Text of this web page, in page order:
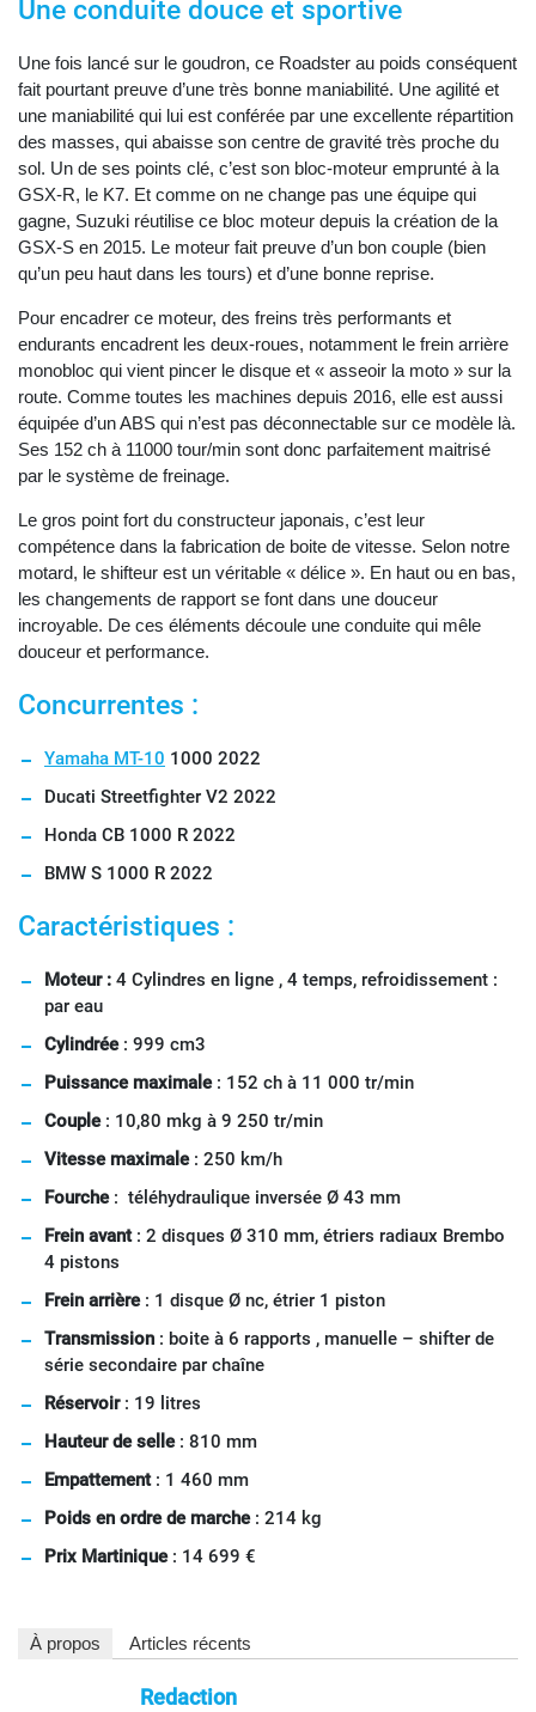
Une conduite douce et sportive
Une fois lancé sur le goudron, ce Roadster au poids conséquent
fait pourtant preuve d’une très bonne maniabilité. Une agilité et
une maniabilité qui lui est conférée par une excellente répartition
des masses, qui abaisse son centre de gravité très proche du
sol. Un de ses points clé, c’est son bloc-moteur emprunté à la
GSX-R, le K7. Et comme on ne change pas une équipe qui
gagne, Suzuki réutilise ce bloc moteur depuis la création de la
GSX-S en 2015. Le moteur fait preuve d’un bon couple (bien
qu’un peu haut dans les tours) et d’une bonne reprise.
Pour encadrer ce moteur, des freins très performants et
endurants encadrent les deux-roues, notamment le frein arrière
monobloc qui vient pincer le disque et « asseoir la moto » sur la
route. Comme toutes les machines depuis 2016, elle est aussi
équipée d’un ABS qui n’est pas déconnectable sur ce modèle là.
Ses 152 ch à 11000 tour/min sont donc parfaitement maitrisé
par le système de freinage.
Le gros point fort du constructeur japonais, c’est leur
compétence dans la fabrication de boite de vitesse. Selon notre
motard, le shifteur est un véritable « délice ». En haut ou en bas,
les changements de rapport se font dans une douceur
incroyable. De ces éléments découle une conduite qui mêle
douceur et performance.
Concurrentes :
Yamaha MT-10 1000 2022
Ducati Streetfighter V2 2022
Honda CB 1000 R 2022
BMW S 1000 R 2022
Caractéristiques :
Moteur : 4 Cylindres en ligne , 4 temps, refroidissement :
par eau
Cylindrée: 999 cm3
Puissance maximale: 152 ch à 11 000 tr/min
Couple: 10,80 mkg à 9 250 tr/min
Vitesse maximale: 250 km/h
Fourche : téléhydraulique inversée Ø 43 mm
Frein avant : 2 disques Ø 310 mm, étriers radiaux Brembo
4 pistons
Frein arrière: 1 disque Ø nc, étrier 1 piston
Transmission : boite à 6 rapports , manuelle – shifter de
série secondaire par chaîne
Réservoir: 19 litres
Hauteur de selle: 810 mm
Empattement: 1 460 mm
Poids en ordre de marche: 214 kg
Prix Martinique: 14 699 €
À propos Articles récents
Redaction